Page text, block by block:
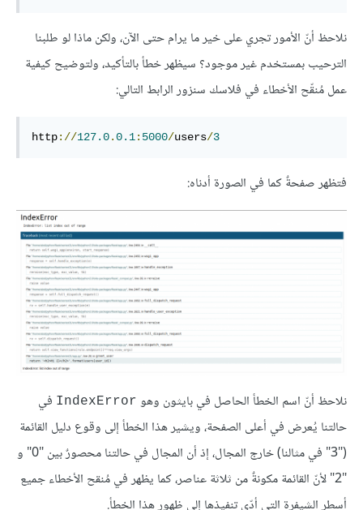
نلاحظ أنّ الأمور تجري على خير ما يرام حتى الآن، ولكن ماذا لو طلبنا
الترحيب بمستخدم غير موجود؟ سيظهر خطأ بالتأكيد، ولتوضيح كيفية
عمل مُنقّح الأخطاء في فلاسك سنزور الرابط التالي:
http://127.0.0.1: 5000/users/3
فتظهر صفحةٌ كما في الصورة أدناه:
نلاحظ أنّ اسم الخطأ الحاصل في بايثون وهو IndexError في
حالتنا يُعرض في أعلى الصفحة، ويشير هذا الخطأ إلى وقوع دليل القائمة
("3" في مثالنا) خارج المجال، إذ أن المجال في حالتنا محصورٌ بين "0" و
"2" لأنّ القائمة مكونةٌ من ثلاثة عناصر، كما يظهر في مُنقح الأخطاء جميع